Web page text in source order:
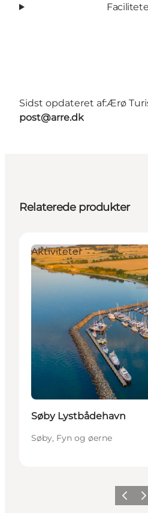
Sidst opdateret af:Ærø
post@arre.dk
Relaterede produkter
Aktiviteter
Søby Lystbådehavn
Søby, Fyn og øerne
Forrige